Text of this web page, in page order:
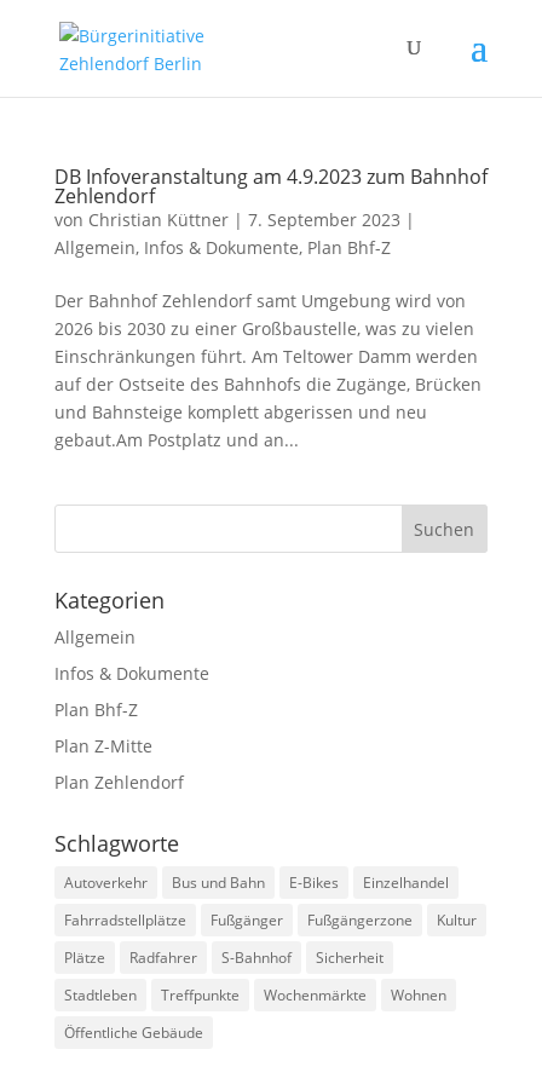
DB Infoveranstaltung am 4.9.2023 zum Bahnhof
Zehlendorf
von Christian Küttner| 7. September 2023 |
Allgemein, Infos & Dokumente, Plan Bhf-Z
Der Bahnhof Zehlendorf samt Umgebung wird von
2026 bis 2030 zu einer Großbaustelle, was zu vielen
Einschränkungen führt. Am Teltower Damm werden
auf der Ostseite des Bahnhofs die Zugänge, Brücken
und Bahnsteige komplett abgerissen und neu
gebaut.Am Postplatz und an...
Kategorien
Allgemein
Infos & Dokumente
Plan Bhf-Z
Plan Z-Mitte
Plan Zehlendorf
Schlagworte
Autoverkehr Bus und Bahn E-Bikes
Einzelhandel
Fahrradstellplätze
Fußgänger Fußgängerzone
Kultur
Plätze
Radfahrer S-Bahnhof
Sicherheit
Stadtleben
Treffpunkte Wochenmärkte
Wohnen
Öffentliche Gebäude